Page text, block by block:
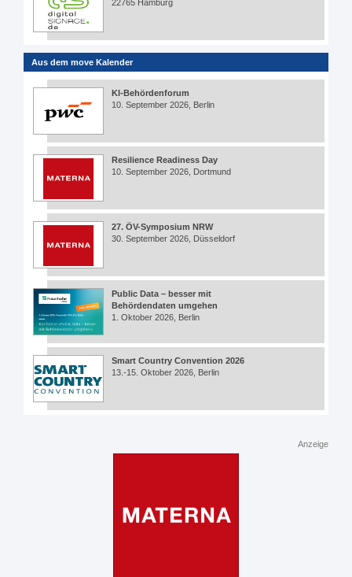
22765 Hamburg
Aus dem move Kalender
KI-Behördenforum
10. September 2026, Berlin
Resilience Readiness Day
10. September 2026, Dortmund
27. ÖV-Symposium NRW
30. September 2026, Düsseldorf
Public Data – besser mit
Behördendaten umgehen
1. Oktober 2026, Berlin
Smart Country Convention 2026
13.-15. Oktober 2026, Berlin
Anzeige